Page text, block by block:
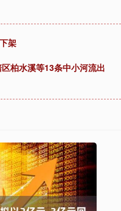
架
柏水溪等13条中小河流出